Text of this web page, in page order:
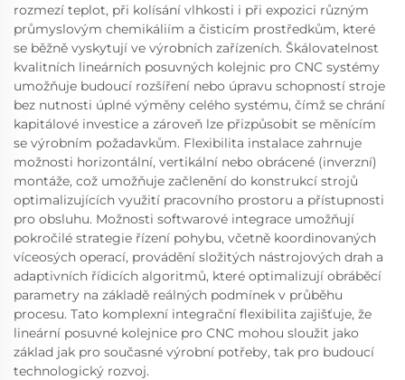
rozmezí teplot, při kolísání vlhkosti i při expozici různým
průmyslovým chemikáliím a čisticím prostředkům, které
se běžně vyskytují ve výrobních zařízeních. Škálovatelnost
kvalitních lineárních posuvných kolejnic pro CNC systémy
umožňuje budoucí rozšíření nebo úpravu schopností stroje
bez nutnosti úplné výměny celého systému, čímž se chrání
kapitálové investice a zároveň lze přizpůsobit se měnícím
se výrobním požadavkům. Flexibilita instalace zahrnuje
možnosti horizontální, vertikální nebo obrácené (inverzní)
montáže, což umožňuje začlenění do konstrukcí strojů
optimalizujících využití pracovního prostoru a přístupnosti
pro obsluhu. Možnosti softwarové integrace umožňují
pokročilé strategie řízení pohybu, včetně koordinovaných
víceosých operací, provádění složitých nástrojových drah a
adaptivních řídicích algoritmů, které optimalizují obráběcí
parametry na základě reálných podmínek v průběhu
procesu. Tato komplexní integrační flexibilita zajišťuje, že
lineární posuvné kolejnice pro CNC mohou sloužit jako
základ jak pro současné výrobní potřeby, tak pro budoucí
technologický rozvoj.